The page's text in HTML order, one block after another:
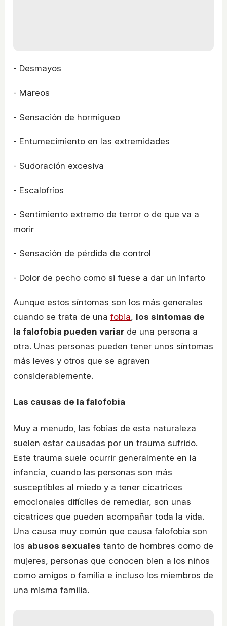
- Desmayos
- Mareos
- Sensación de hormigueo
- Entumecimiento en las extremidades
- Sudoración excesiva
- Escalofríos
- Sentimiento extremo de terror o de que va a
morir
- Sensación de pérdida de control
- Dolor de pecho como si fuese a dar un infarto
Aunque estos síntomas son los más generales
cuando se trata de una fobia, los síntomas de
la falofobia pueden variar de una persona a
otra. Unas personas pueden tener unos síntomas
más leves y otros que se agraven
considerablemente.
Las causas de la falofobia
Muy a menudo, las fobias de esta naturaleza
suelen estar causadas por un trauma sufrido.
Este trauma suele ocurrir generalmente en la
infancia, cuando las personas son más
susceptibles al miedo y a tener cicatrices
emocionales difíciles de remediar, son unas
cicatrices que pueden acompañar toda la vida.
Una causa muy común que causa falofobia son
los abusos sexuales tanto de hombres como de
mujeres, personas que conocen bien a los niños
como amigos o familia e incluso los miembros de
una misma familia.